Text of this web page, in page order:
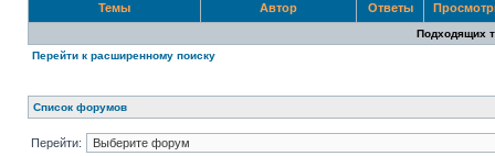
Темы Автор Ответы
Подходящих
Перейти к расширенному поиску
Список форумов
Перейти: